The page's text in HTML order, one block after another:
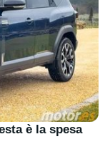
è la spesa